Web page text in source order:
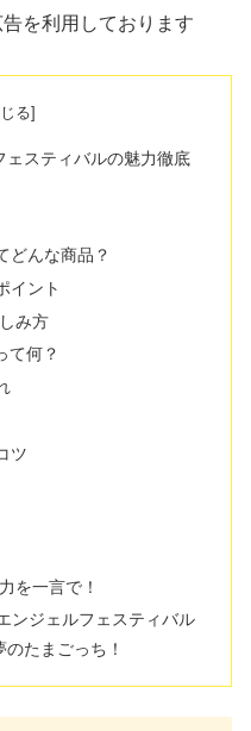
を利用しております
ェスティバルの魅力徹底
どんな商品？
イント
み方
て何？
ツ
を一言で！
ンジェルフェスティバル
たまごっち！